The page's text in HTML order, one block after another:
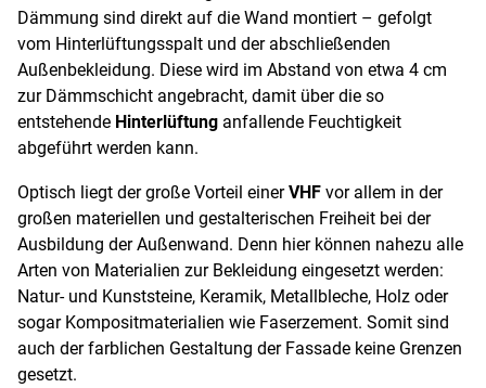
Dämmung sind direkt auf die Wand montiert – gefolgt
vom Hinterlüftungsspalt und der abschließenden
Außenbekleidung. Diese wird im Abstand von etwa 4 cm
zur Dämmschicht angebracht, damit über die so
entstehende Hinterlüftung anfallende Feuchtigkeit
abgeführt werden kann.
Optisch liegt der große Vorteil einerVHF vor allem in der
großen materiellen und gestalterischen Freiheit bei der
Ausbildung der Außenwand. Denn hier können nahezu alle
Arten von Materialien zur Bekleidung eingesetzt werden:
Natur- und Kunststeine, Keramik, Metallbleche, Holz oder
sogar Kompositmaterialien wie Faserzement. Somit sind
auch der farblichen Gestaltung der Fassade keine Grenzen
gesetzt.